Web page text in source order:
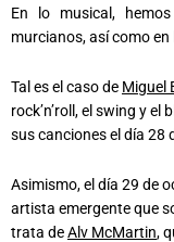
En lo musical,
murcianos, así como
Tal es el caso de Miguel
rock’n’roll, el swing y
sus canciones el día 28
Asimismo, el día 29 de
artista emergente que
trata deAlv McMartin,